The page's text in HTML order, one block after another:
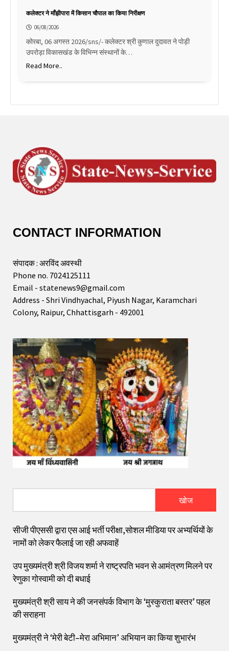
कलेक्टर ने माँझीपारा में किसान चौपाल का किया निरीक्षण
06/08/2026
कोरबा, 06 अगस्त 2026/sns/- कलेक्टर श्री कुणाल दुदावत ने पोड़ी
उपरोड़ा विकासखंड के विभिन्न संस्थानों के…
Read More..
CONTACT INFORMATION
संपादक : अरविंद अवस्थी
Phone no. 7024125111
Email - statenews9@gmail.com
Address - Shri Vindhyachal, Piyush Nagar, Karamchari
Colony, Raipur, Chhattisgarh - 492001
खोज
सीजी पीएससी द्वारा एस आई भर्ती परीक्षा,सोशल मीडिया पर अभ्यर्थियों के
नामों को लेकर फैलाई जा रही अफवाहें
उप मुख्यमंत्री श्री विजय शर्मा ने राष्ट्रपति भवन से आमंत्रण मिलने पर
रेणुका गोस्वामी को दी बधाई
मुख्यमंत्री श्री साय ने की जनसंपर्क विभाग के ‘मुस्कुराता बस्तर’ पहल
की सराहना
मुख्यमंत्री ने ‘मेरी बेटी–मेरा अभिमान’ अभियान का किया शुभारंभ